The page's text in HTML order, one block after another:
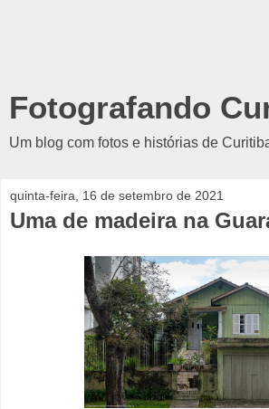
Fotografando
Um blog com fotos e histórias de
quinta-feira, 16 de setembro de 2021
Uma de madeira na